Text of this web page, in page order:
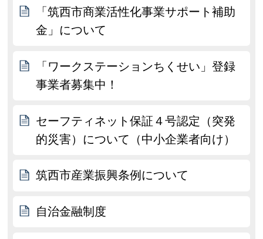
「筑西市商業活性化事業サポート補助
金」について
「ワークステーションちくせい」登録
事業者募集中！
セーフティネット保証４号認定（突発
的災害）について（中小企業者向け）
筑西市産業振興条例について
自治金融制度